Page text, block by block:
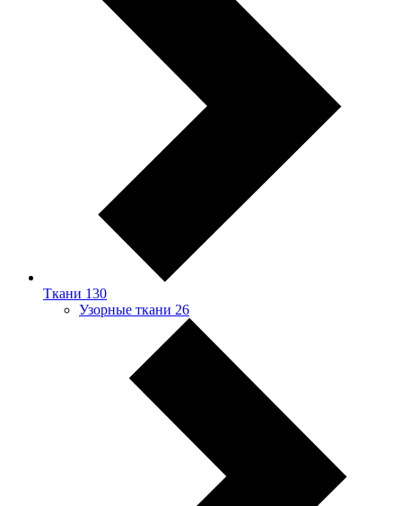
Ткани 130
Узорные ткани 26